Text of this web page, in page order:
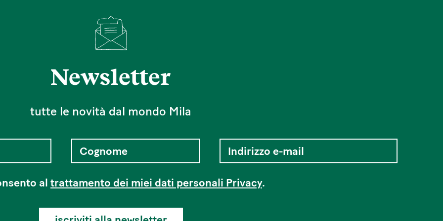
Newsletter
tutte le novità dal mondo Mila
al trattamento dei miei dati personali Privacy.